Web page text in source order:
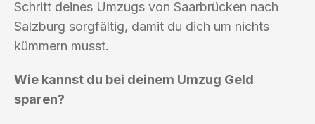
Schritt deines Umzugs von Saarbrücken nach
Salzburg sorgfältig, damit du dich um nichts
kümmern musst.
Wie kannst du bei deinem Umzug Geld
sparen?